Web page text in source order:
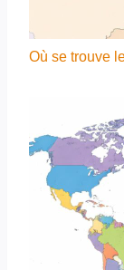
Où se trouve